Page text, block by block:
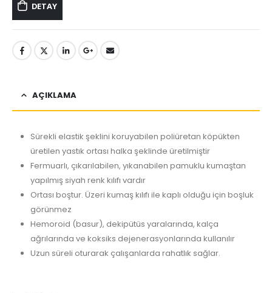
DETAY
AÇIKLAMA
Sürekli elastik şeklini koruyabilen poliüretan köpükten
üretilen yastık ortası halka şeklinde üretilmiştir
Fermuarlı, çıkarılabilen, yıkanabilen pamuklu kumaştan
yapılmış siyah renk kılıfı vardır
Ortası boştur. Üzeri kumaş kılıfı ile kaplı olduğu için boşluk
görünmez
Hemoroid (basur), dekipütüs yaralarında, kalça
ağrılarında ve koksiks dejenerasyonlarında kullanılır
Uzun süreli oturarak çalışanlarda rahatlık sağlar.